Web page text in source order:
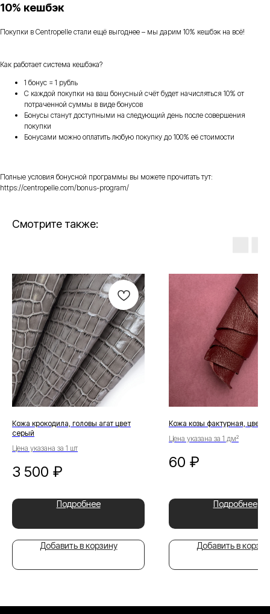
10% кешбэк
Покупки в Centropelle стали ещё выгоднее – мы дарим 10% кешбэк на всё!
Как работает система кешбэка?
1 бонус = 1 рубль
С каждой покупки на ваш бонусный счёт будет начисляться 10% от
потраченной суммы в виде бонусов
Бонусы станут доступными на следующий день после совершения
покупки
Бонусами можно оплатить любую покупку до 100% её стоимости
Полные условия бонусной программы вы можете прочитать тут:
https://centropelle.com/bonus-program/
Смотрите также:
Кожа крокодила, головы агат цвет
серый
Цена указана за 1 шт
3 500 ₽
Подробнее
Добавить в корзину
Кожа козы фактурная, цвет
Цена указана за 1 дм²
60 ₽
Подробнее
Добавить в